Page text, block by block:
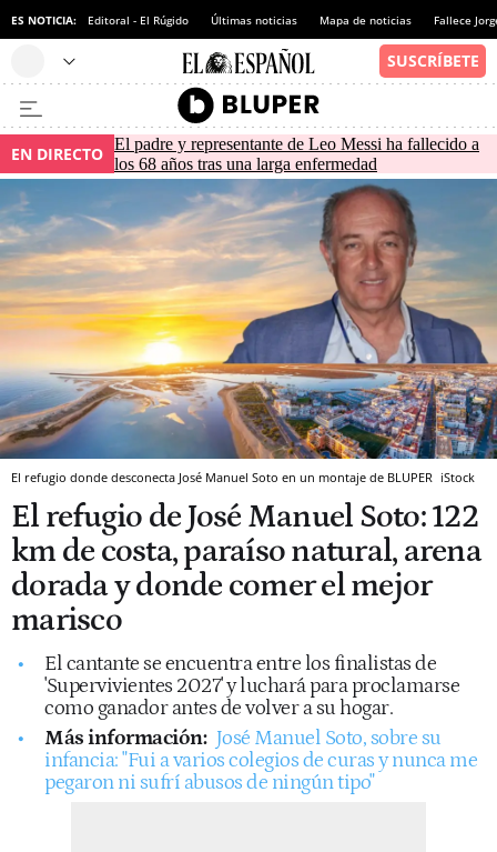
ES NOTICIA: Editoral - El Rúgido Últimas noticias Mapa de noticias Fallece
EN DIRECTO El padre y representante de Leo Messi ha fallecido a
los 68 años tras una larga enfermedad
El refugio donde desconecta José Manuel Soto en un montaje de BLUPER iStock
El refugio de José Manuel Soto: 122
km de costa, paraíso natural, arena
dorada y donde comer el mejor
marisco
El cantante se encuentra entre los finalistas de
'Supervivientes 2027' y luchará para proclamarse
como ganador antes de volver a su hogar.
Más información: José Manuel Soto, sobre su
infancia: "Fui a varios colegios de curas y nunca me
pegaron ni sufrí abusos de ningún tipo"